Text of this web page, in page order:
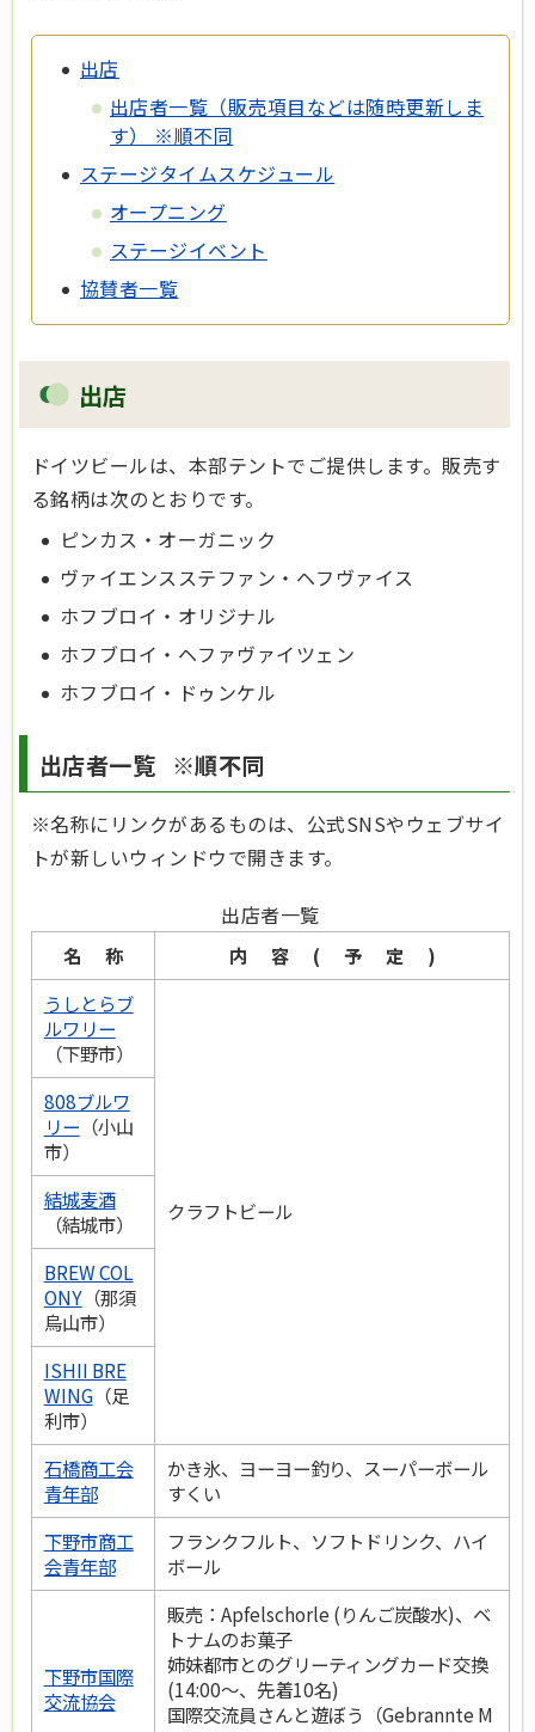
出店
出店者一覧（販売項目などは随時更新しま
す） ※順不同
ステージタイムスケジュール
オープニング
ステージイベント
協賛者一覧
出店
ドイツビールは、本部テントでご提供します。販売す
る銘柄は次のとおりです。
ピンカス・オーガニック
ヴァイエンスステファン・ヘフヴァイス
ホフブロイ・オリジナル
ホフブロイ・ヘファヴァイツェン
ホフブロイ・ドゥンケル
出店者一覧 ※順不同
※名称にリンクがあるものは、公式SNSやウェブサイ
トが新しいウィンドウで開きます。
出店者一覧
名 称
内 容 ( 予 定 )
うしとらブ
ルワリー
（下野市）
クラフトビール
808ブルワ
リー （小山
市）
結城麦酒
（結城市）
BREW COL
ONY（那須
烏山市）
ISHII BRE
WING（足
利市）
石橋商工会
青年部
かき氷、ヨーヨー釣り、スーパーボール
すくい
下野市商工
会青年部
フランクフルト、ソフトドリンク、ハイ
ボール
下野市国際
交流協会
販売：Apfelschorle (りんご炭酸水)、ベ
トナムのお菓子
姉妹都市とのグリーティングカード交換
(14:00～、先着10名)
国際交流員さんと遊ぼう（Gebrannte M